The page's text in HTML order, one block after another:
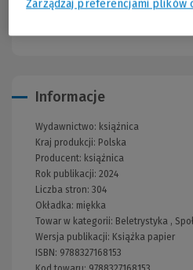
odniesień do ludowych wierzeń.
Informacje
Wydawnictwo: książnica
Kraj produkcji: Polska
Producent: książnica
Rok publikacji: 2024
Liczba stron: 304
Okładka: miękka
Towar w kategorii: Beletrystyka ,
Wersja publikacji: Książka papier
ISBN: 9788327168153
Zarządzaj preferencjami plików